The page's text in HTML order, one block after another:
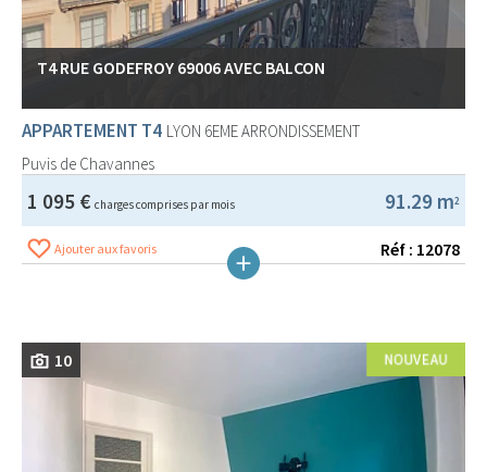
T4 RUE GODEFROY 69006 AVEC BALCON
APPARTEMENT T4 LYON 6EME ARRONDISSEMENT
Puvis de Chavannes
91.29 m2
1 095 € charges comprises par mois
Ajouter aux favoris Réf : 12078
10